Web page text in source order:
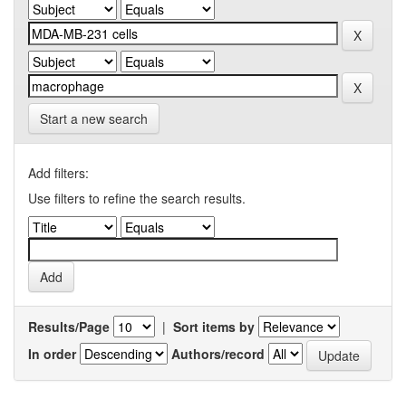
Start a new search
Add filters:
Use filters to refine the search results.
Results/Page | Sort items by
In order
Authors/record